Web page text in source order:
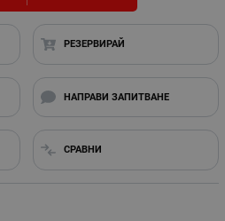
РЕЗЕРВИРАЙ
НАПРАВИ ЗАПИТВАНЕ
СРАВНИ